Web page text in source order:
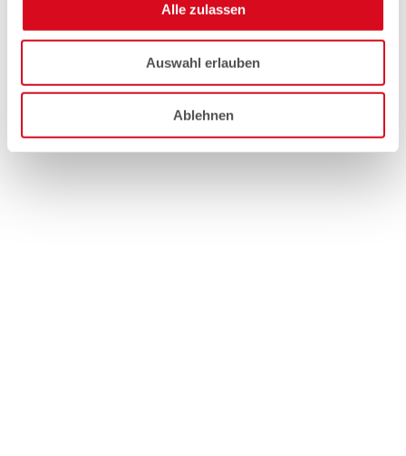
Alle zulassen
Auswahl erlauben
Ablehnen